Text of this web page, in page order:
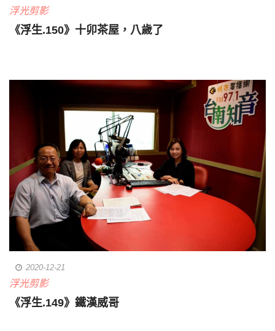
浮光剪影
《浮生.150》十卯茶屋，八歲了
2020-12-21
浮光剪影
《浮生.149》鐵漢威哥